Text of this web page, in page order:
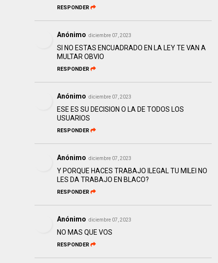
RESPONDER
Anónimo diciembre 07, 2023
SI NO ESTAS ENCUADRADO EN LA LEY TE VAN A
MULTAR OBVIO
RESPONDER
Anónimo diciembre 07, 2023
ESE ES SU DECISION O LA DE TODOS LOS
USUARIOS
RESPONDER
Anónimo diciembre 07, 2023
Y PORQUE HACES TRABAJO ILEGAL TU MILEI NO
LES DA TRABAJO EN BLACO?
RESPONDER
Anónimo diciembre 07, 2023
NO MAS QUE VOS
RESPONDER